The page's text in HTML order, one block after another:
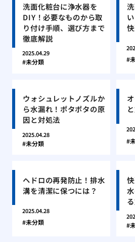
洗面化粧台に浄水器を
DIY！必要なものから取
り付け手順、選び方まで
徹底解説
2025.04.29
未分類
ウォシュレットノズルか
ら水漏れ！ポタポタの原
因と対処法
2025.04.28
未分類
ヘドロの再発防止！排水
溝を清潔に保つには？
2025.04.28
未分類